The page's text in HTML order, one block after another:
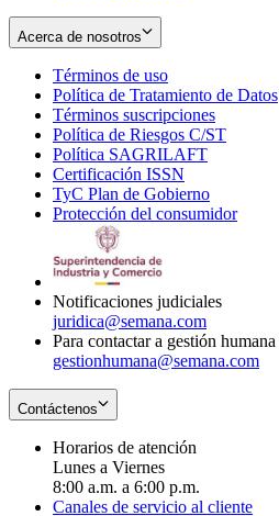
Acerca de nosotros
Términos de uso
in
new
window
Política de Tratamiento de Datos
Términos suscripciones
in
Política de Riesgos C/ST
Política SAGRILAFT
new
window
Certificación ISSN
in
new
TyC Plan de Gobierno
in
Protección del consumidorOpens
Notificaciones judiciales
juridica@semana.com
Para contactar a gestión humana
gestionhumana@semana.com
Contáctenos
Horarios de atención
Lunes a Viernes
8:00 a.m. a 6:00 p.m.
Canales de servicio al cliente